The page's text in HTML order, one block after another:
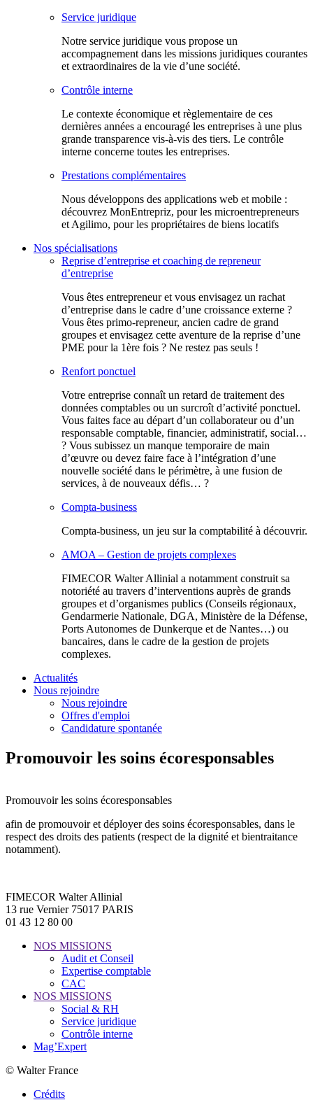
Service juridique
Notre service juridique vous propose un
accompagnement dans les missions juridiques courantes
et extraordinaires de la vie d’une société.
Contrôle interne
Le contexte économique et règlementaire de ces
dernières années a encouragé les entreprises à une plus
grande transparence vis-à-vis des tiers. Le contrôle
interne concerne toutes les entreprises.
Prestations complémentaires
Nous développons des applications web et mobile :
découvrez MonEntrepriz, pour les microentrepreneurs
et Agilimo, pour les propriétaires de biens locatifs
Nos spécialisations
Reprise d’entreprise et coaching de repreneur
d’entreprise
Vous êtes entrepreneur et vous envisagez un rachat
d’entreprise dans le cadre d’une croissance externe ?
Vous êtes primo-repreneur, ancien cadre de grand
groupes et envisagez cette aventure de la reprise d’une
PME pour la 1ère fois ? Ne restez pas seuls !
Renfort ponctuel
Votre entreprise connaît un retard de traitement des
données comptables ou un surcroît d’activité ponctuel.
Vous faites face au départ d’un collaborateur ou d’un
responsable comptable, financier, administratif, social…
? Vous subissez un manque temporaire de main
d’œuvre ou devez faire face à l’intégration d’une
nouvelle société dans le périmètre, à une fusion de
services, à de nouveaux défis… ?
Compta-business
Compta-business, un jeu sur la comptabilité à découvrir.
AMOA – Gestion de projets complexes
FIMECOR Walter Allinial a notamment construit sa
notoriété au travers d’interventions auprès de grands
groupes et d’organismes publics (Conseils régionaux,
Gendarmerie Nationale, DGA, Ministère de la Défense,
Ports Autonomes de Dunkerque et de Nantes…) ou
bancaires, dans le cadre de la gestion de projets
complexes.
Actualités
Nous rejoindre
Nous rejoindre
Offres d'emploi
Candidature spontanée
Promouvoir les soins écoresponsables
Promouvoir les soins écoresponsables
afin de promouvoir et déployer des soins écoresponsables, dans le
respect des droits des patients (respect de la dignité et bientraitance
notamment).
FIMECOR Walter Allinial
13 rue Vernier 75017 PARIS
01 43 12 80 00
NOS MISSIONS
Audit et Conseil
Expertise comptable
CAC
NOS MISSIONS
Social & RH
Service juridique
Contrôle interne
Mag’Expert
© Walter France
Crédits